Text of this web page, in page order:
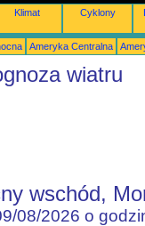
Klimat Cyklony
Ameryka Centralna
wiatru
wschód,
08/2026 o